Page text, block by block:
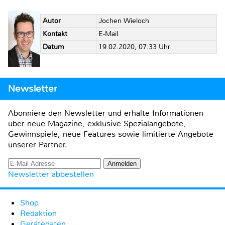
Autor
Jochen Wieloch
Kontakt
E-Mail
Datum
19.02.2020, 07:33 Uhr
Newsletter
Abonniere den Newsletter und erhalte Informationen
über neue Magazine, exklusive Spezialangebote,
Gewinnspiele, neue Features sowie limitierte Angebote
unserer Partner.
Newsletter abbestellen
Shop
Redaktion